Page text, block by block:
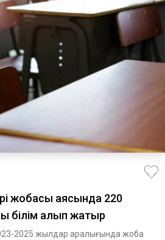
жобасы аясында 220
білім алып жатыр
2025 жылдар аралығында жоба